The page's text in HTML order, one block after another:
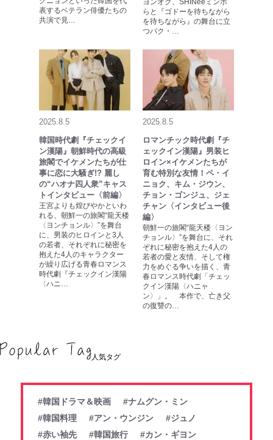
表するベテラン俳優たちの
共演で見…
ヨンオク、SHINeeミンホ
らと『ゴドーを待ちながら
を待ちながら』の舞台に立
つパク・…
2025.8.5
韓国時代劇『チェックイ
ン漢陽』朝鮮時代の高級
旅閣でイケメンたちが仕
事に恋に大騒ぎ!? 麗し
の“ハオナ四人衆”キャス
トインタビュー〈前編〉
王宮よりも煌びやかといわ
れる、朝鮮一の旅閣“龍天楼
〈ヨンチョンル〉”を舞台
に、男装のヒロインと3人
の若者、それぞれに秘密を
抱えた4人のキャラクター
が繰り広げる青春ロマンス
時代劇『チェックイン漢陽
〈ハニ…
2025.8.5
ロマンチック時代劇『チ
ェックイン漢陽』男装ヒ
ロイン×イケメンたちが
育む特別な友情！ペ・イ
ニョク、キム・ジウン、
チョン・ゴンジュ、ジェ
チャン〈インタビュー後
編〉
朝鮮一の旅閣“龍天楼〈ヨン
チョンル〉”を舞台に、それ
ぞれに秘密を抱えた4人の
若者の愛と友情、そして権
力をめぐる争いを描く、青
春ロマンス時代劇「チェッ
クイン漢陽〈ハニャ
ン〉」。 本作で、亡き父
の復讐の…
人気タグ
#韓国ドラマ＆映画
#ナムグン・ミン
#韓国料理
#アン・ウンジン
#ジュノ
#赤い袖先
#韓国旅行
#カン・ギヨン